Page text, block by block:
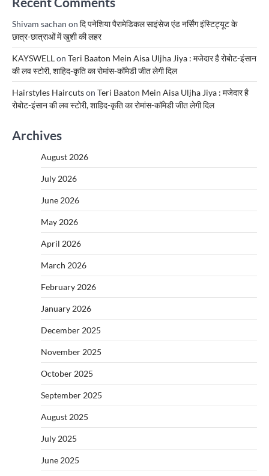
Shivam sachan on दि पनेशिया पैरामेडिकल साइंसेज एंड नर्सिंग इंस्टिट्यूट के
छात्र-छात्राओं में खुशी की लहर
KAYSWELLon Teri Baaton Mein Aisa Uljha Jiya : मजेदार है रोबोट-इंसान
की लव स्टोरी, शाहिद-कृति का रोमांस-कॉमेडी जीत लेगी दिल
Hairstyles Haircutson Teri Baaton Mein Aisa Uljha Jiya : मजेदार है
रोबोट-इंसान की लव स्टोरी, शाहिद-कृति का रोमांस-कॉमेडी जीत लेगी दिल
Archives
August 2026
July 2026
June 2026
May 2026
April 2026
March 2026
February 2026
January 2026
December 2025
November 2025
October 2025
September 2025
August 2025
July 2025
June 2025